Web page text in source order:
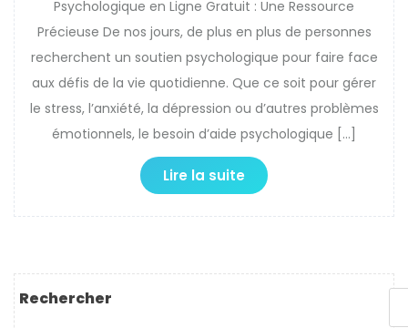
Psychologique en Ligne Gratuit : Une Ressource
Précieuse De nos jours, de plus en plus de personnes
recherchent un soutien psychologique pour faire face
aux défis de la vie quotidienne. Que ce soit pour gérer
le stress, l’anxiété, la dépression ou d’autres problèmes
émotionnels, le besoin d’aide psychologique […]
Lire la suite
Rechercher